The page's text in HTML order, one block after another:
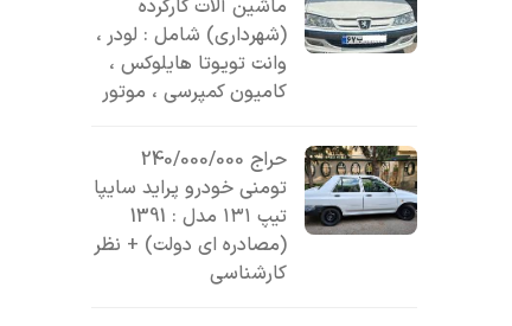
ماشین آلات کارکرده
(شهرداری) شامل : لودر ،
وانت تویوتا هایلوکس ،
کامیون کمپرسی ، موتور
حراج 240/000/000
تومنی خودرو پراید سایپا
تیپ ۱۳۱ مدل : 1391
(مصادره ای دولت) + نظر
کارشناسی